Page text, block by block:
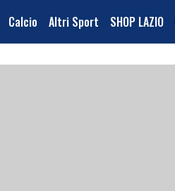
Calcio Altri Sport SHOP LAZIO